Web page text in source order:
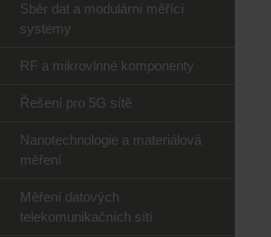
Sběr dat a modulární měřící
systémy
RF a mikrovlnné komponenty
Řešení pro 5G sítě
Nanotechnologie a materiálová
měření
Měření datových
telekomunikačních sítí